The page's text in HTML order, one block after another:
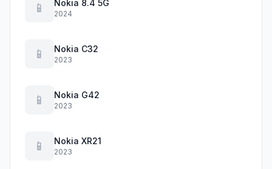
📱 Nokia 8.4 5G
2024
📱 Nokia C32
2023
📱 Nokia G42
2023
📱 Nokia XR21
2023